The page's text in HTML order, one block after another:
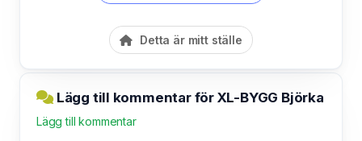
Detta är mitt ställe
Lägg till kommentar för XL-BYGG Björka
Lägg till kommentar